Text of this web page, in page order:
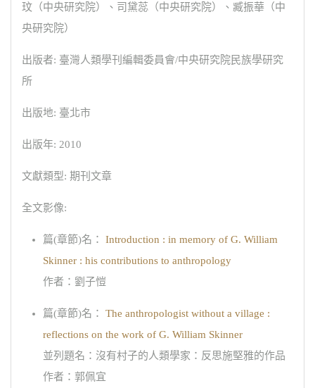
玟（中央研究院）、司黛蕊（中央研究院）、臧振華（中
央研究院）
出版者: 臺灣人類學刊編輯委員會/中央研究院民族學研究
所
出版地: 臺北市
出版年: 2010
文獻類型: 期刊文章
全文影像:
篇(章節)名：
Introduction : in memory of G. William
Skinner : his contributions to anthropology
作者：劉子愷
篇(章節)名：
The anthropologist without a village :
reflections on the work of G. William Skinner
並列題名：沒有村子的人類學家：反思施堅雅的作品
作者：郭佩宜